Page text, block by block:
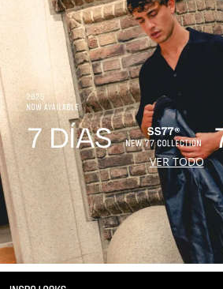
VER TODO